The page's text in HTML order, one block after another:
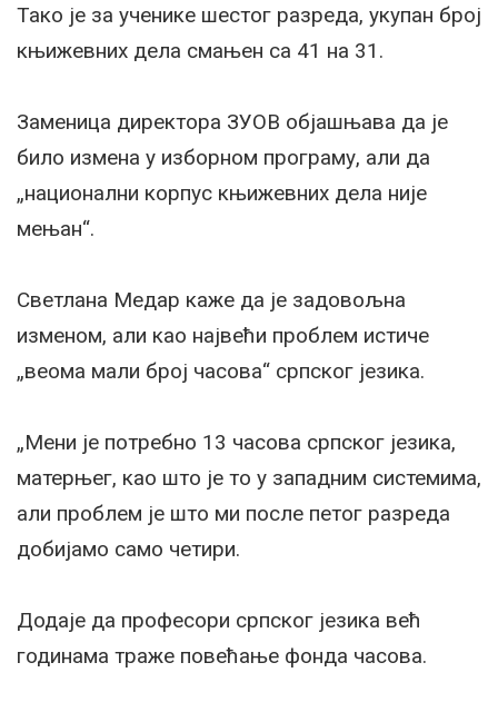
Тако је за ученике шестог разреда, укупан број
књижевних дела смањен са 41 на 31.
Заменица директора ЗУОВ објашњава да је
било измена у изборном програму, али да
„национални корпус књижевних дела није
мењан“.
Светлана Медар каже да је задовољна
изменом, али као највећи проблем истиче
„веома мали број часова“ српског језика.
„Мени је потребно 13 часова српског језика,
матерњег, као што је то у западним системима,
али проблем је што ми после петог разреда
добијамо само четири.
Додаје да професори српског језика већ
годинама траже повећање фонда часова.